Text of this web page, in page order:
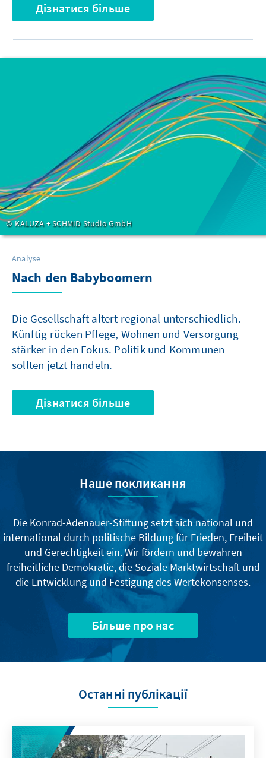
Дізнатися більше
KALUZA + SCHMID Studio GmbH
Analyse
Nach den Babyboomern
Die Gesellschaft altert regional unterschiedlich.
Künftig rücken Pflege, Wohnen und Versorgung
stärker in den Fokus. Politik und Kommunen
sollten jetzt handeln.
Дізнатися більше
Наше покликання
Die Konrad-Adenauer-Stiftung setzt sich national und
international durch politische Bildung für Frieden, Freiheit
und Gerechtigkeit ein. Wir fördern und bewahren
freiheitliche Demokratie, die Soziale Marktwirtschaft und
die Entwicklung und Festigung des Wertekonsenses.
Більше про нас
Останні публікації